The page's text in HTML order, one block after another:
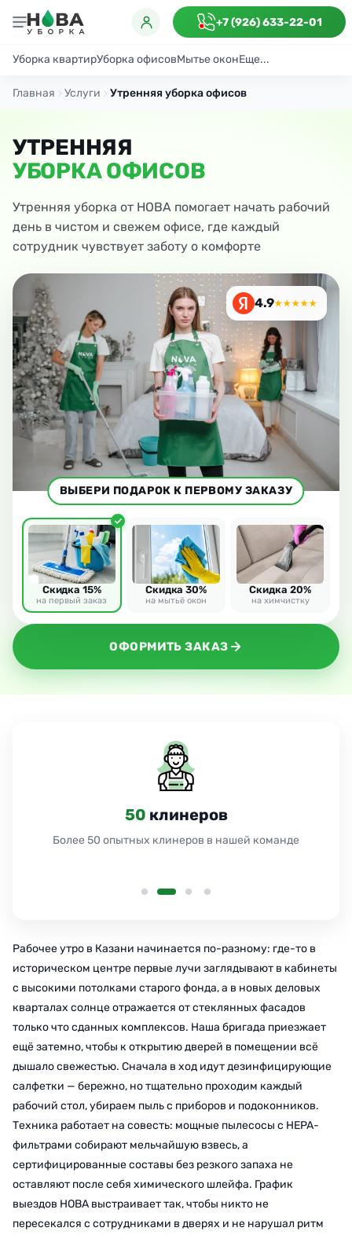
+7 (926) 633-22-01
Уборка квартирУборка офисовМытье оконЕще...
ГенеральнаяПоддерживающаяПосле ремонта
Главная Услуги Утренняя уборка офисов
УТРЕННЯЯ
УБОРКА ОФИСОВ
Утренняя уборка от НОВА помогает начать рабочий
день в чистом и свежем офисе, где каждый
сотрудник чувствует заботу о комфорте
ОФОРМИТЬ ЗАКАЗ
4.9★★★★★
ВЫБЕРИ ПОДАРОК К ПЕРВОМУ ЗАКАЗУ
Скидка 15%
на первый заказ
Скидка 30%
на мытьё окон
Скидка 20%
на химчистку
50 клинеров
Более 50 опытных клинеров в нашей команде
Рабочее утро в Казани начинается по-разному: где-то в
историческом центре первые лучи заглядывают в кабинеты
с высокими потолками старого фонда, а в новых деловых
кварталах солнце отражается от стеклянных фасадов
только что сданных комплексов. Наша бригада приезжает
ещё затемно, чтобы к открытию дверей в помещении всё
дышало свежестью. Сначала в ход идут дезинфицирующие
салфетки — бережно, но тщательно проходим каждый
рабочий стол, убираем пыль с приборов и подоконников.
Техника работает на совесть: мощные пылесосы с HEPA-
фильтрами собирают мельчайшую взвесь, а
сертифицированные составы без резкого запаха не
оставляют после себя химического шлейфа. График
выездов НОВА выстраивает так, чтобы никто не
пересекался с сотрудниками в дверях и не нарушал ритм